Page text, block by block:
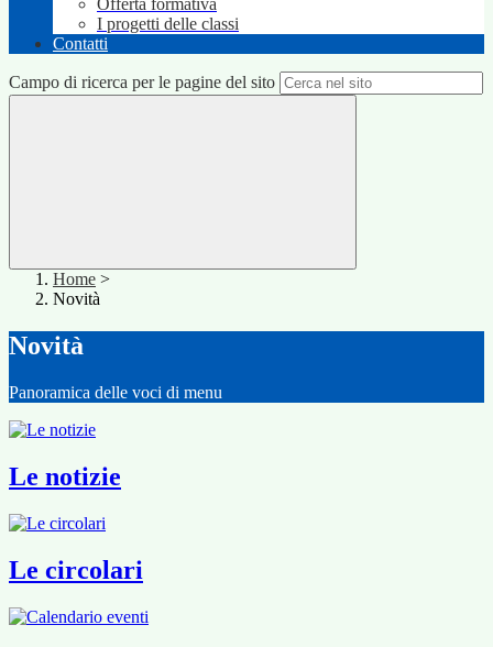
Offerta formativa
I progetti delle classi
Contatti
Campo di ricerca per le pagine del sito
Home >
Novità
Novità
Panoramica delle voci di menu
Le notizie
Le circolari